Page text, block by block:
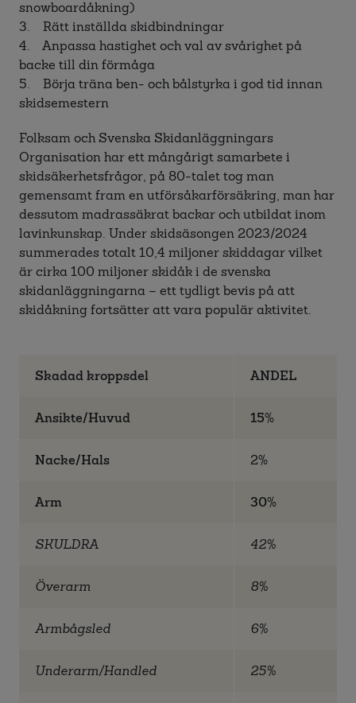
snowboardåkning)
3. Rätt inställda skidbindningar
4. Anpassa hastighet och val av svårighet på
backe till din förmåga
5. Börja träna ben- och bålstyrka i god tid innan
skidsemestern
Folksam och Svenska Skidanläggningars
Organisation har ett mångårigt samarbete i
skidsäkerhetsfrågor, på 80-talet tog man
gemensamt fram en utförsåkarförsäkring, man har
dessutom madrassäkrat backar och utbildat inom
lavinkunskap. Under skidsäsongen 2023/2024
summerades totalt 10,4 miljoner skiddagar vilket
är cirka 100 miljoner skidåk i de svenska
skidanläggningarna – ett tydligt bevis på att
skidåkning fortsätter att vara populär aktivitet.
Skadad kroppsdel ANDEL
Ansikte/Huvud 15%
Nacke/Hals 2%
Arm 30%
SKULDRA 42%
Överarm 8%
Armbågsled 6%
Underarm/Handled 25%